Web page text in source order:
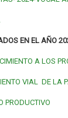
EN EL AÑO
A LOS
VIAL DE LA
PRODUCTIVO